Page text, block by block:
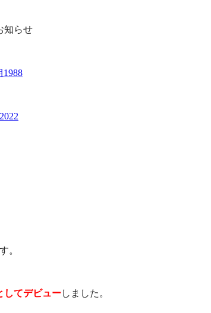
知らせ
1988
。
してデビューしました。